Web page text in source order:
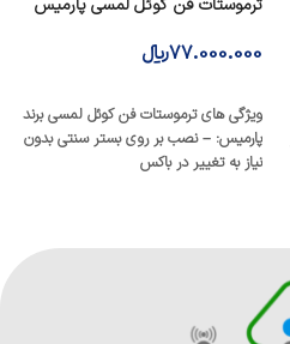
ترموستات فن کوئل لمسی پارمیس
77.000.000﷼
ویژگی های ترموستات فن کوئل لمسی برند
پارمیس: – نصب بر روی بستر سنتی بدون
نیاز به تغییر در باکس